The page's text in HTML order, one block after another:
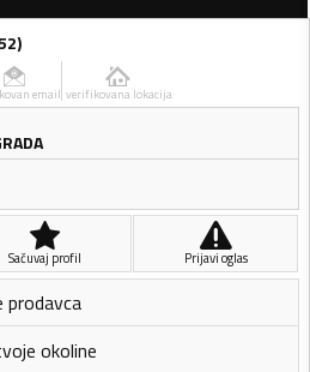
)
email verifikovana lokacija
Sačuvaj profil Prijavi oglas
prodavca
okoline